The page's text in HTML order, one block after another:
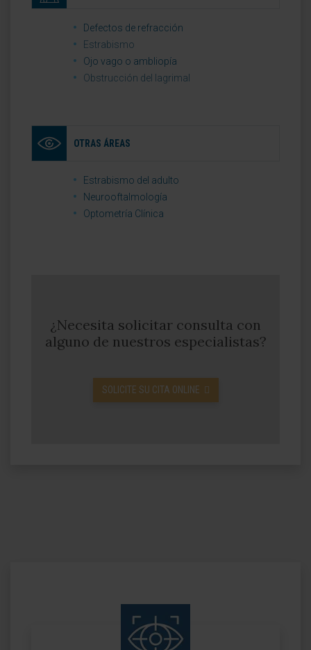
Defectos de refracción
Estrabismo
Ojo vago o ambliopía
Obstrucción del lagrimal
OTRAS ÁREAS
Estrabismo del adulto
Neurooftalmología
Optometría Clínica
¿Necesita solicitar consulta con
alguno de nuestros especialistas?
SOLICITE SU CITA ONLINE